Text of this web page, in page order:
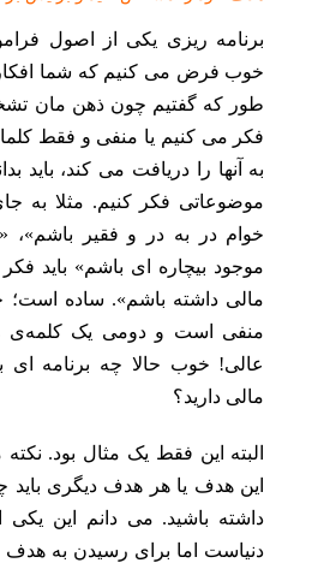
برنامه ریزی یکی از اصول
خوب فرض می‌ کنیم که شما افکار
طور که گفتیم چون ذهن‌ مان
فکر می‌ کنیم یا منفی و فقط
به آنها را دریافت می‌ کند، باید
موضوعاتی فکر کنیم. مثلا به
خوام در به‌ در و فقیر باشم»،
موجود بیچاره‌ ای باشم» باید
مالی داشته باشم». ساده است؛
منفی است و دومی یک کلمه‌ی
عالی! خوب حالا چه برنامه‌ ای
مالی دارید؟
البته این فقط یک مثال بود.
این هدف یا هر هدف دیگری باید
داشته باشید. می‌ دانم این
دنیاست اما برای رسیدن به هدف‌